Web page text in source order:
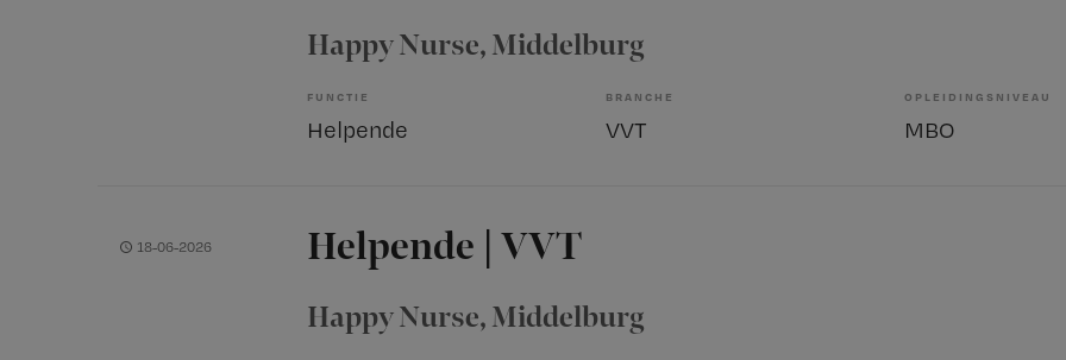
Happy Nurse, Middelburg
FUNCTIE
Helpende
BRANCHE
VVT
OPLEIDINGSNIVEAU
MBO
18-06-2026 Helpende | VVT
Happy Nurse, Middelburg